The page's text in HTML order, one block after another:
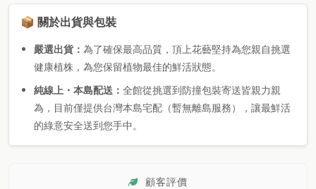
📦 關於出貨與包裝
嚴選出貨：為了確保最高品質，頂上花藝堅持為您親自挑選
健康植株，為您保留植物最佳的鮮活狀態。
純線上・本島配送：全館從挑選到防撞包裝寄送皆親力親
為，目前僅提供台灣本島宅配（暫無離島服務），讓最鮮活
的綠意安全送到您手中。
顧客評價